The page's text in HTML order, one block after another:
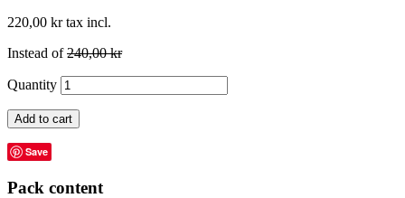
220,00 krtax incl.
Instead of240,00 kr
Quantity
Add to cart
Save
Pack content